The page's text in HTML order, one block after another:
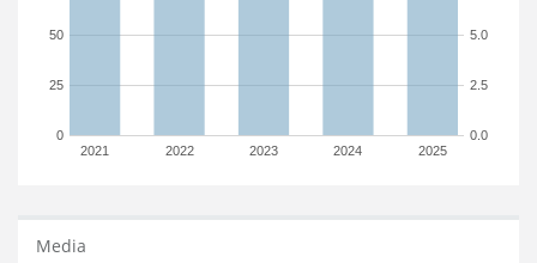
2021 2022 2023 2024 2025
0
25
50
0.0
2.5
5.0
Media